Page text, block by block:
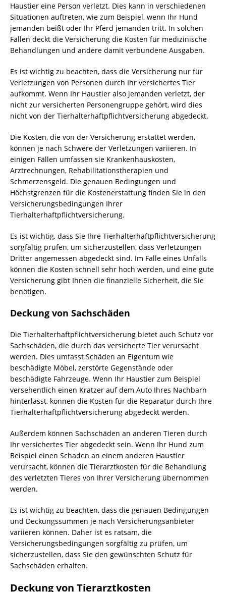
Haustier eine Person verletzt. Dies kann in verschiedenen
Situationen auftreten, wie zum Beispiel, wenn Ihr Hund
jemanden beißt oder Ihr Pferd jemanden tritt. In solchen
Fällen deckt die Versicherung die Kosten für medizinische
Behandlungen und andere damit verbundene Ausgaben.
Es ist wichtig zu beachten, dass die Versicherung nur für
Verletzungen von Personen durch Ihr versichertes Tier
aufkommt. Wenn Ihr Haustier also jemanden verletzt, der
nicht zur versicherten Personengruppe gehört, wird dies
nicht von der Tierhalterhaftpflichtversicherung abgedeckt.
Die Kosten, die von der Versicherung erstattet werden,
können je nach Schwere der Verletzungen variieren. In
einigen Fällen umfassen sie Krankenhauskosten,
Arztrechnungen, Rehabilitationstherapien und
Schmerzensgeld. Die genauen Bedingungen und
Höchstgrenzen für die Kostenerstattung finden Sie in den
Versicherungsbedingungen Ihrer
Tierhalterhaftpflichtversicherung.
Es ist wichtig, dass Sie Ihre Tierhalterhaftpflichtversicherung
sorgfältig prüfen, um sicherzustellen, dass Verletzungen
Dritter angemessen abgedeckt sind. Im Falle eines Unfalls
können die Kosten schnell sehr hoch werden, und eine gute
Versicherung gibt Ihnen die finanzielle Sicherheit, die Sie
benötigen.
Deckung von Sachschäden
Die Tierhalterhaftpflichtversicherung bietet auch Schutz vor
Sachschäden, die durch das versicherte Tier verursacht
werden. Dies umfasst Schäden an Eigentum wie
beschädigte Möbel, zerstörte Gegenstände oder
beschädigte Fahrzeuge. Wenn Ihr Haustier zum Beispiel
versehentlich einen Kratzer auf dem Auto Ihres Nachbarn
hinterlässt, können die Kosten für die Reparatur durch Ihre
Tierhalterhaftpflichtversicherung abgedeckt werden.
Außerdem können Sachschäden an anderen Tieren durch
Ihr versichertes Tier abgedeckt sein. Wenn Ihr Hund zum
Beispiel einen Schaden an einem anderen Haustier
verursacht, können die Tierarztkosten für die Behandlung
des verletzten Tieres von Ihrer Versicherung übernommen
werden.
Es ist wichtig zu beachten, dass die genauen Bedingungen
und Deckungssummen je nach Versicherungsanbieter
variieren können. Daher ist es ratsam, die
Versicherungsbedingungen sorgfältig zu prüfen, um
sicherzustellen, dass Sie den gewünschten Schutz für
Sachschäden erhalten.
Deckung von Tierarztkosten